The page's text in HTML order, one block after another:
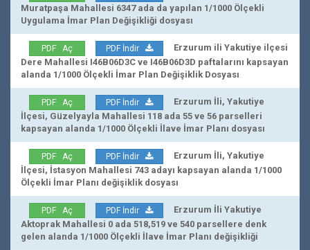
Muratpaşa Mahallesi 6347 ada da yapılan 1/1000 Ölçekli
Uygulama İmar Plan Değişikliği dosyası
PDF Aç PDF İndir
Erzurum ili Yakutiye ilçesi
Dere Mahallesi I46B06D3C ve I46B06D3D paftalarını kapsayan
alanda 1/1000 Ölçekli İmar Plan Değişiklik Dosyası
PDF Aç PDF İndir
Erzurum İli, Yakutiye
İlçesi, Güzelyayla Mahallesi 118 ada 55 ve 56 parselleri
kapsayan alanda 1/1000 Ölçekli İlave İmar Planı dosyası
PDF Aç PDF İndir
Erzurum İli, Yakutiye
İlçesi, İstasyon Mahallesi 743 adayı kapsayan alanda 1/1000
Ölçekli İmar Planı değişiklik dosyası
PDF Aç PDF İndir
Erzurum İli Yakutiye
Aktoprak Mahallesi 0 ada 518,519 ve 540 parsellere denk
gelen alanda 1/1000 Ölçekli İlave İmar Planı değişikliği